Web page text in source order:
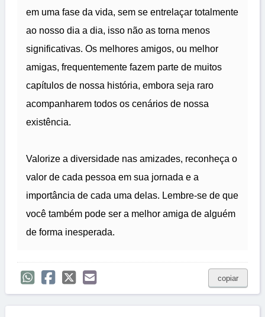
em uma fase da vida, sem se entrelaçar totalmente
ao nosso dia a dia, isso não as torna menos
significativas. Os melhores amigos, ou melhor
amigas, frequentemente fazem parte de muitos
capítulos de nossa história, embora seja raro
acompanharem todos os cenários de nossa
existência.
Valorize a diversidade nas amizades, reconheça o
valor de cada pessoa em sua jornada e a
importância de cada uma delas. Lembre-se de que
você também pode ser a melhor amiga de alguém
de forma inesperada.
copiar